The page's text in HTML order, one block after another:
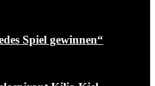
Spiel gewinnen“